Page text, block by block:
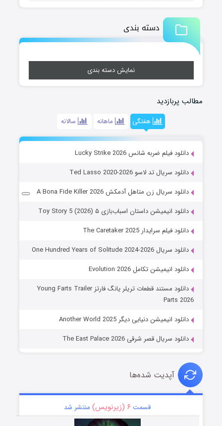
دسته بندی
نمایش دسته بندی
مطالب پربازدید
هفتگی ماهانه سالانه
دانلود فیلم ضربه شانس Lucky Strike 2026
دانلود سریال تد لاسو Ted Lasso 2020-2026
دانلود سریال زن متاهل آدمکش A Bona Fide Killer 2026
دانلود انیمیشن داستان اسباب‌بازی ۵ Toy Story 5 (2026)
دانلود فیلم سرایدار The Caretaker 2025
دانلود سریال One Hundred Years of Solitude 2024-2026
دانلود انیمیشن تکامل Evolution 2026
دانلود مستند قطعات تریلر یانگ فارتز Young Farts Trailer
Parts 2026
دانلود انیمیشن دنیایی دیگر Another World 2025
دانلود سریال قصر شرقی The East Palace 2026
آپدیت شده‌ها
قسمت ۶ (زیرنویس) منتشر شد